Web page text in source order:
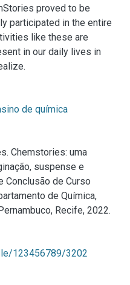
proved to be
participated in the entire
like these are
in our daily lives in
de química
Chemstories: uma
suspense e
Conclusão de Curso
de Química,
Recife, 2022.
123456789/3202